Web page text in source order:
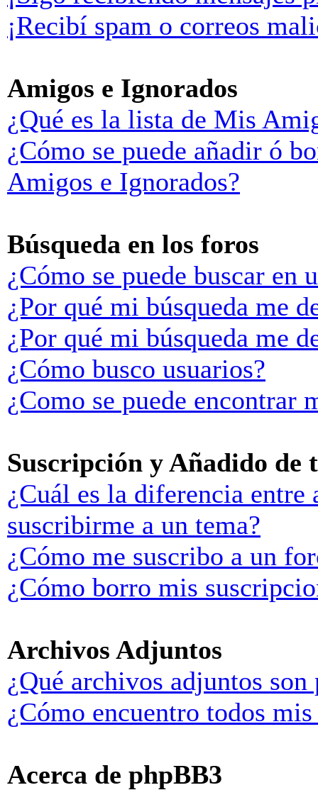
¡Recibí spam o correos
Amigos e Ignorados
¿Qué es la lista de Mis
¿Cómo se puede añadir ó
Amigos e Ignorados?
Búsqueda en los foros
¿Cómo se puede buscar en
¿Por qué mi búsqueda me
¿Por qué mi búsqueda me
¿Cómo busco usuarios?
¿Como se puede encontrar
Suscripción y Añadido de
¿Cuál es la diferencia
suscribirme a un tema?
¿Cómo me suscribo a un
¿Cómo borro mis
Archivos Adjuntos
¿Qué archivos adjuntos
¿Cómo encuentro todos
Acerca de phpBB3